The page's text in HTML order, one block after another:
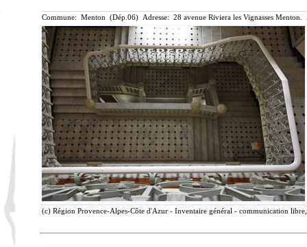
Commune: Menton (Dép.06) Adresse: 28 avenue Riviera les Vignasses
(c) Région Provence-Alpes-Côte d'Azur - Inventaire général - communication